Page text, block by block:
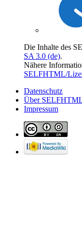
Die Inhalte des
SA 3.0 (de).
Nähere
SELFHTML/
Datenschutz
Über
Impressum